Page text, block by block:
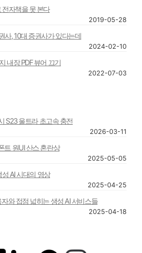
전자책을 못 본다
2019-05-28
, 10대 증권사가 있다는데
2024-02-10
내장 PDF 뷰어 끄기
2022-07-03
S23 울트라 초고속 충전
2026-03-11
트 원UI 산스 혼란상
2025-05-05
AI 시대의 영상
2025-04-25
와 접점 넓히는 생성 AI 서비스들
2025-04-18